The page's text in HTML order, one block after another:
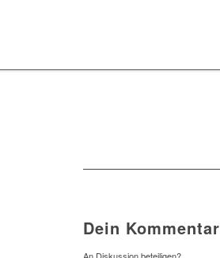
Dein Kommentar